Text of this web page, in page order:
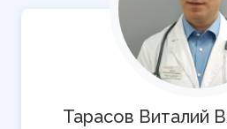
Тарасов Виталий